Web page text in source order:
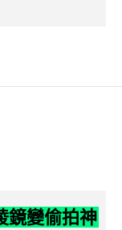
鏡變偷拍神